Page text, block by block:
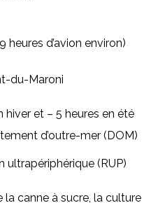
heures d’avion environ)
du-Maroni
hiver et – 5 heures en été
d’outre-mer (DOM)
ultrapériphérique (RUP)
la canne à sucre, la culture